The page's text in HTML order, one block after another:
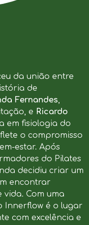
da união entre
de
Fernandes,
e Ricardo
em fisiologia do
o compromisso
estar. Após
do Pilates
decidiu criar um
encontrar
Com uma
Innerflow é o lugar
com excelência e